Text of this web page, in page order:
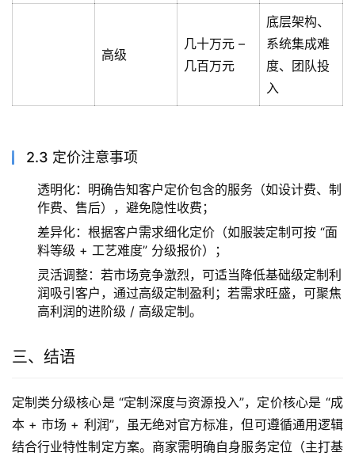
高级
几十万元 –
几百万元
底层架构、
系统集成难
度、团队投
入
2.3 定价注意事项
透明化：明确告知客户定价包含的服务（如设计费、制
作费、售后），避免隐性收费；
差异化：根据客户需求细化定价（如服装定制可按 “面
料等级 + 工艺难度” 分级报价）；
灵活调整：若市场竞争激烈，可适当降低基础级定制利
润吸引客户，通过高级定制盈利；若需求旺盛，可聚焦
高利润的进阶级 / 高级定制。
三、结语
定制类分级核心是 “定制深度与资源投入”，定价核心是 “成
本 + 市场 + 利润”，虽无绝对官方标准，但可遵循通用逻辑
结合行业特性制定方案。商家需明确自身服务定位（主打基